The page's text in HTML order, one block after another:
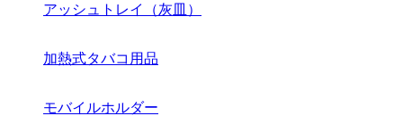
アッシュトレイ（灰皿）
加熱式タバコ用品
モバイルホルダー